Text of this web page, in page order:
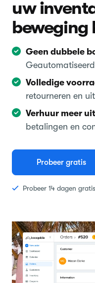
uw
beweging
Geen dubbele
Volledige
retourneren en
Verhuur meer
betalingen en
Probeer gratis
Probeer 14 dagen gratis